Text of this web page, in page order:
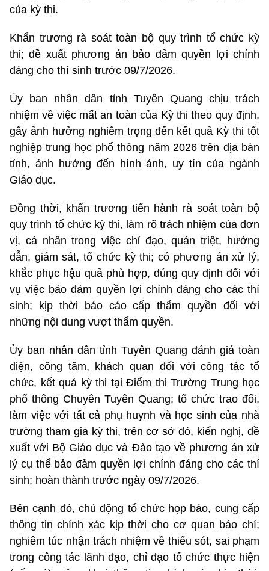
của kỳ thi.
Khẩn trương rà soát toàn bộ quy trình tổ chức kỳ
thi; đề xuất phương án bảo đảm quyền lợi chính
đáng cho thí sinh trước 09/7/2026.
Ủy ban nhân dân tỉnh Tuyên Quang chịu trách
nhiệm về việc mất an toàn của Kỳ thi theo quy định,
gây ảnh hưởng nghiêm trọng đến kết quả Kỳ thi tốt
nghiệp trung học phổ thông năm 2026 trên địa bàn
tỉnh, ảnh hưởng đến hình ảnh, uy tín của ngành
Giáo dục.
Đồng thời, khẩn trương tiến hành rà soát toàn bộ
quy trình tổ chức kỳ thi, làm rõ trách nhiệm của đơn
vị, cá nhân trong việc chỉ đạo, quán triệt, hướng
dẫn, giám sát, tổ chức kỳ thi; có phương án xử lý,
khắc phục hậu quả phù hợp, đúng quy định đối với
vụ việc bảo đảm quyền lợi chính đáng cho các thí
sinh; kịp thời báo cáo cấp thẩm quyền đối với
những nội dung vượt thẩm quyền.
Ủy ban nhân dân tỉnh Tuyên Quang đánh giá toàn
diện, công tâm, khách quan đối với công tác tổ
chức, kết quả kỳ thi tại Điểm thi Trường Trung học
phổ thông Chuyên Tuyên Quang; tổ chức trao đổi,
làm việc với tất cả phụ huynh và học sinh của nhà
trường tham gia kỳ thi, trên cơ sở đó, kiến nghị, đề
xuất với Bộ Giáo dục và Đào tạo về phương án xử
lý cụ thể bảo đảm quyền lợi chính đáng cho các thí
sinh; hoàn thành trước ngày 09/7/2026.
Bên cạnh đó, chủ động tổ chức họp báo, cung cấp
thông tin chính xác kịp thời cho cơ quan báo chí;
nghiêm túc nhận trách nhiệm về thiếu sót, sai phạm
trong công tác lãnh đạo, chỉ đạo tổ chức thực hiện